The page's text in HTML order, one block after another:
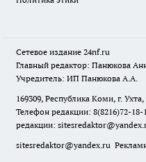
Сетевое издание 24nf.ru
Главный редактор: Панюкова
Учредитель: ИП Панюкова А.А.
169309, Республика Коми, г.
Телефон редакции: 8(8216)72-18-
редакции:
sitesredaktor@yandex.ru